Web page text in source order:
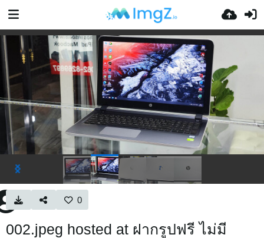
0
002.jpeg hosted at ฝากรูปฟรี ไม่มี